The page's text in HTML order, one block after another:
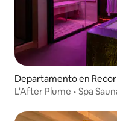
Departamento en
L'After Plume • Spa